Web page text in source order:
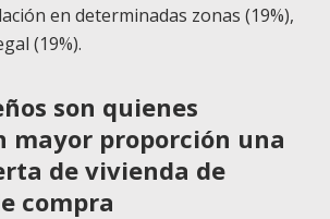
en determinadas zonas (19%),
(19%).
son quienes
mayor proporción una
de vivienda de
compra